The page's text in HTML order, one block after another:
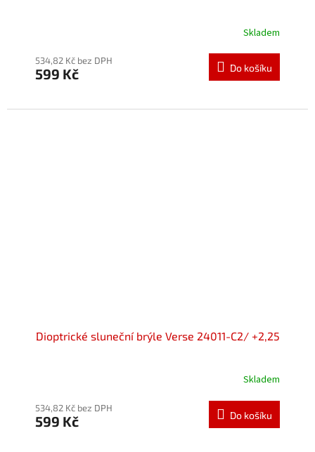
Skladem
534,82 Kč bez DPH
599 Kč Do košíku
Dioptrické sluneční brýle Verse 24011-C2/ +2,25
Skladem
534,82 Kč bez DPH
599 Kč Do košíku